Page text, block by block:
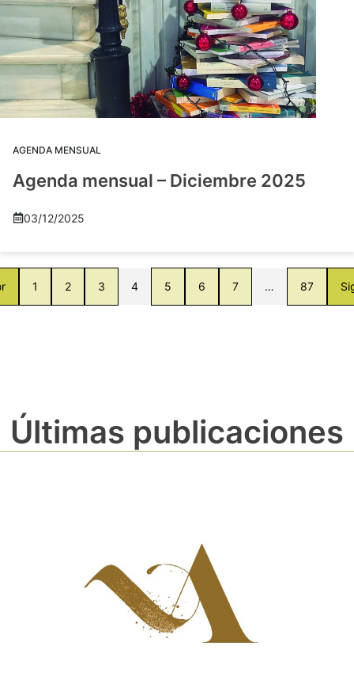
AGENDA MENSUAL
Agenda mensual – Diciembre 2025
03/12/2025
1 2 3 4 5 6 7 … 87
Últimas publicaciones